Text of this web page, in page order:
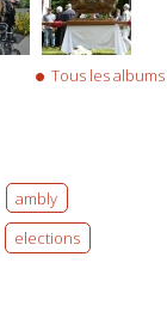
Tous les albums
ambly
elections